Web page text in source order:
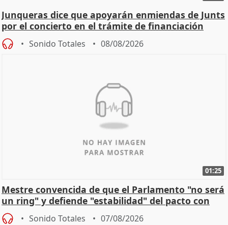
Junqueras dice que apoyarán enmiendas de Junts
por el concierto en el trámite de financiación
Sonido Totales 08/08/2026
01:25
Mestre convencida de que el Parlamento "no será
un ring" y defiende "estabilidad" del pacto con
Vox
Sonido Totales 07/08/2026